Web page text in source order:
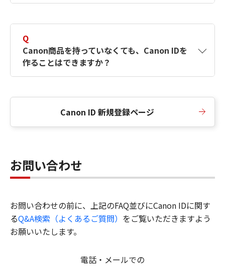
Canon IDの登録フォームを入力します。
Q
Canon商品を持っていなくても、Canon IDを
作ることはできますか？
Canon ID 新規登録ページ
お問い合わせ
お問い合わせの前に、上記のFAQ並びにCanon IDに関す
るQ&A検索（よくあるご質問） をご覧いただきますよう
お願いいたします。
電話・メールでの